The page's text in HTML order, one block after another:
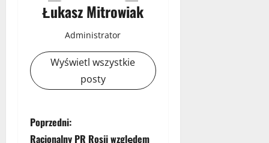
Łukasz Mitrowiak
Administrator
Wyświetl wszystkie
posty
Z
Poprzedni:
Racjonalny PR Rosji względem